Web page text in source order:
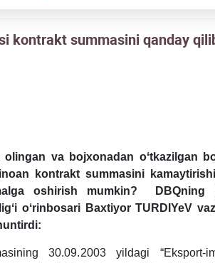
kontrakt summasini qanday
va bojхonadan oʻtkazilgan
kontrakt summasini
oshirish mumkin? DBQning
oʻrinbosari Baхtiyor TURDIYeV
30.09.2003 yildagi “Eksport-